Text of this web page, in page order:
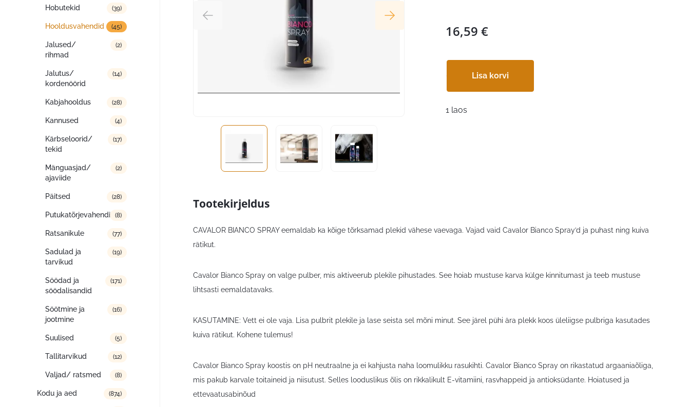
Hobutekid (39)
Hooldusvahendid (45)
Jalused/
rihmad
(2)
Jalutus/
kordenöörid
(14)
Kabjahooldus (28)
Kannused (4)
Kärbseloorid/
tekid
(17)
Mänguasjad/
ajaviide
(2)
Päitsed (28)
Putukatõrjevahendid (8)
Ratsanikule (77)
Sadulad ja
tarvikud
(19)
Söödad ja
söödalisandid
(171)
Söötmine ja
jootmine
(16)
Suulised (5)
Tallitarvikud (12)
Valjad/ ratsmed (8)
Kodu ja aed (874)
16,59 €
Lisa korvi
1 laos
Tootekirjeldus
CAVALOR BIANCO SPRAY eemaldab ka kõige tõrksamad plekid vähese vaevaga. Vajad vaid Cavalor Bianco Spray’d ja puhast ning kuiva
rätikut.
Cavalor Bianco Spray on valge pulber, mis aktiveerub plekile pihustades. See hoiab mustuse karva külge kinnitumast ja teeb mustuse
lihtsasti eemaldatavaks.
KASUTAMINE: Vett ei ole vaja. Lisa pulbrit plekile ja lase seista sel mõni minut. See järel pühi ära plekk koos üleliigse pulbriga kasutades
kuiva rätikut. Kohene tulemus!
Cavalor Bianco Spray koostis on pH neutraalne ja ei kahjusta naha loomulikku rasukihti. Cavalor Bianco Spray on rikastatud argaaniaõliga,
mis pakub karvale toitaineid ja niisutust. Selles looduslikus õlis on rikkalikult E-vitamiini, rasvhappeid ja antioksüdante. Hoiatused ja
ettevaatusabinõud